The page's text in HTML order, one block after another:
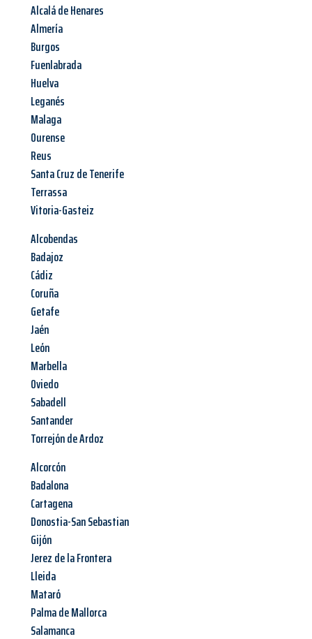
Alcalá de Henares
Almería
Burgos
Fuenlabrada
Huelva
Leganés
Malaga
Ourense
Reus
Santa Cruz de Tenerife
Terrassa
Vitoria-Gasteiz
Alcobendas
Badajoz
Cádiz
Coruña
Getafe
Jaén
León
Marbella
Oviedo
Sabadell
Santander
Torrejón de Ardoz
Alcorcón
Badalona
Cartagena
Donostia-San Sebastian
Gijón
Jerez de la Frontera
Lleida
Mataró
Palma de Mallorca
Salamanca